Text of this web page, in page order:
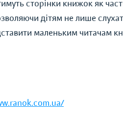
сторінки книжок як
дітям не лише
маленьким читачам